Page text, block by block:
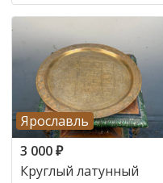
Ярославль
3 000₽
Круглый латунный